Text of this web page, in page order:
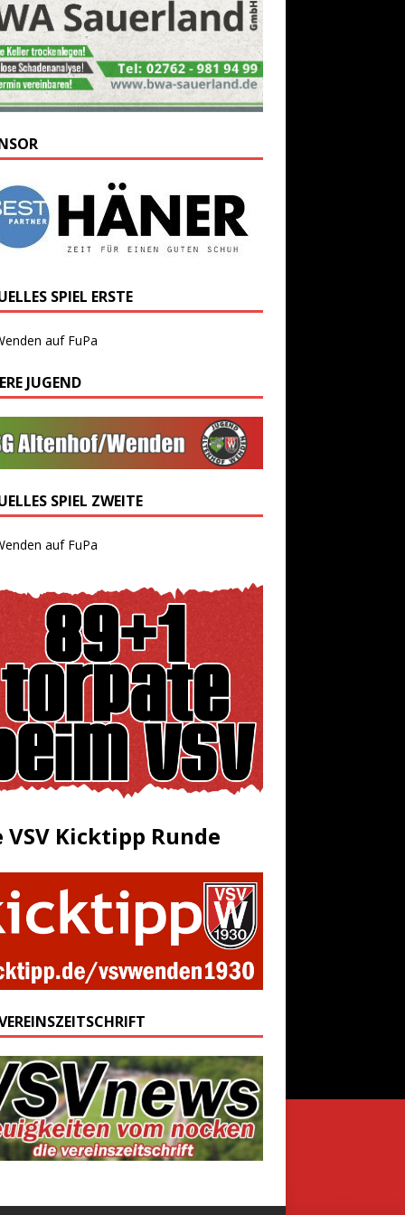
SPIEL ERSTE
auf FuPa
JUGEND
SPIEL ZWEITE
auf FuPa
VSV Kicktipp Runde